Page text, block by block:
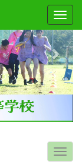
n
e
x
t